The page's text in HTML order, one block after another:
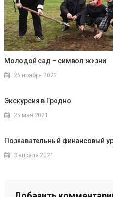
Молодой сад – символ жизни
26 ноября 2022
Экскурсия в Гродно
25 мая 2021
Познавательный финансовый
3 апреля 2021